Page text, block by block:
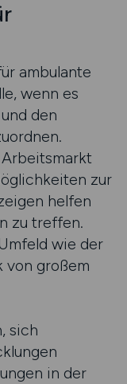
ambulante
wenn es
den
zur
helfen
zu treffen.
wie der
großem
sich
in der